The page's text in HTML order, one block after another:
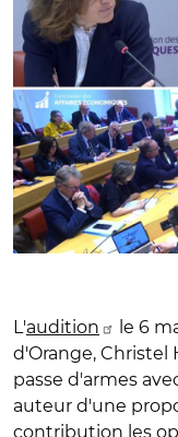
L'audition le 6
d'Orange, Christel
passe d'armes
auteur d'une
contribution les